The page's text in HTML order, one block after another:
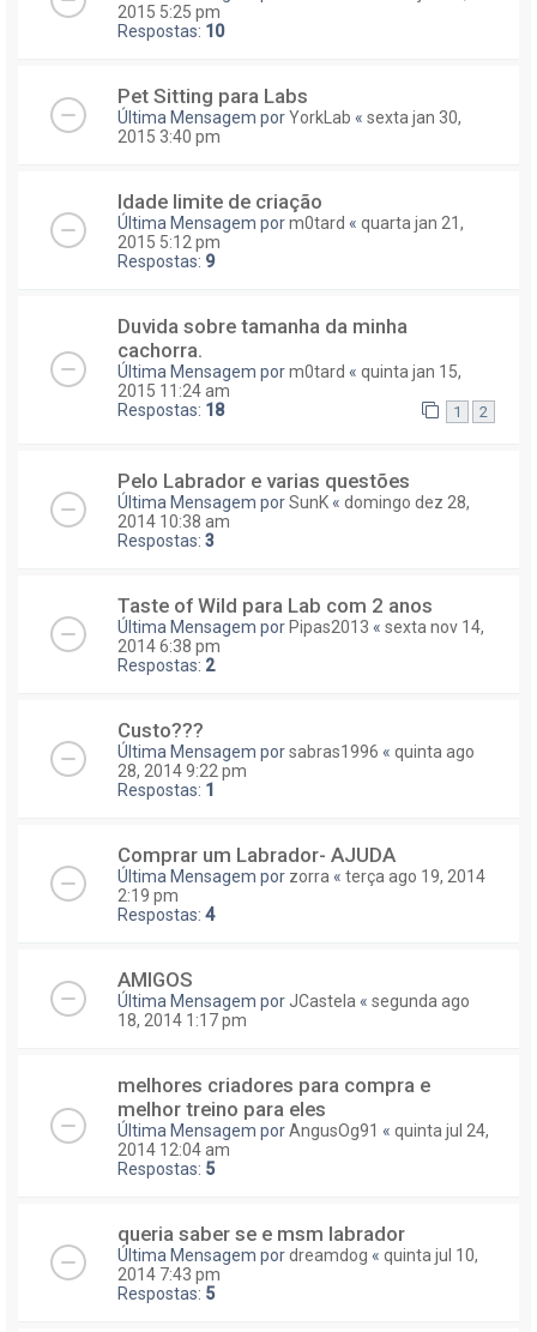
2015 5:25 pm
Respostas: 10
Pet Sitting para Labs
Última Mensagem porYorkLab « sexta jan 30,
2015 3:40 pm
Idade limite de criação
Última Mensagem porm0tard « quarta jan 21,
2015 5:12 pm
Respostas: 9
Duvida sobre tamanha da minha
cachorra.
Última Mensagem porm0tard « quinta jan 15,
2015 11:24 am
Respostas: 18 1 2
Pelo Labrador e varias questões
Última Mensagem porSunK « domingo dez 28,
2014 10:38 am
Respostas: 3
Taste of Wild para Lab com 2 anos
Última Mensagem por Pipas2013 « sexta nov 14,
2014 6:38 pm
Respostas: 2
Custo???
Última Mensagem porsabras1996 « quinta ago
28, 2014 9:22 pm
Respostas: 1
Comprar um Labrador- AJUDA
Última Mensagem por zorra « terça ago 19, 2014
2:19 pm
Respostas: 4
AMIGOS
Última Mensagem por JCastela « segunda ago
18, 2014 1:17 pm
melhores criadores para compra e
melhor treino para eles
Última Mensagem porAngusOg91 « quinta jul 24,
2014 12:04 am
Respostas: 5
queria saber se e msm labrador
Última Mensagem pordreamdog « quinta jul 10,
2014 7:43 pm
Respostas: 5